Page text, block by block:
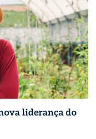
liderança do